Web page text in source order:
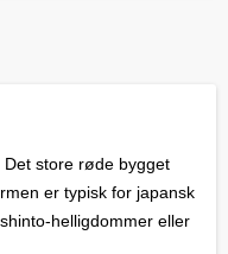
store røde bygget
er typisk for japansk
helligdommer eller